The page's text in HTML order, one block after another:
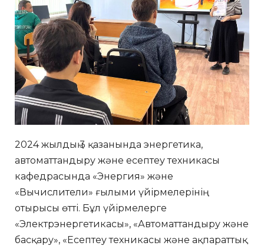
2024 жылдың 3 қазанында энергетика,
автоматтандыру және есептеу техникасы
кафедрасында «Энергия» және
«Вычислители» ғылыми үйірмелерінің
отырысы өтті. Бұл үйірмелерге
«Электрэнергетикасы», «Автоматтандыру және
басқару», «Есептеу техникасы және ақпараттық